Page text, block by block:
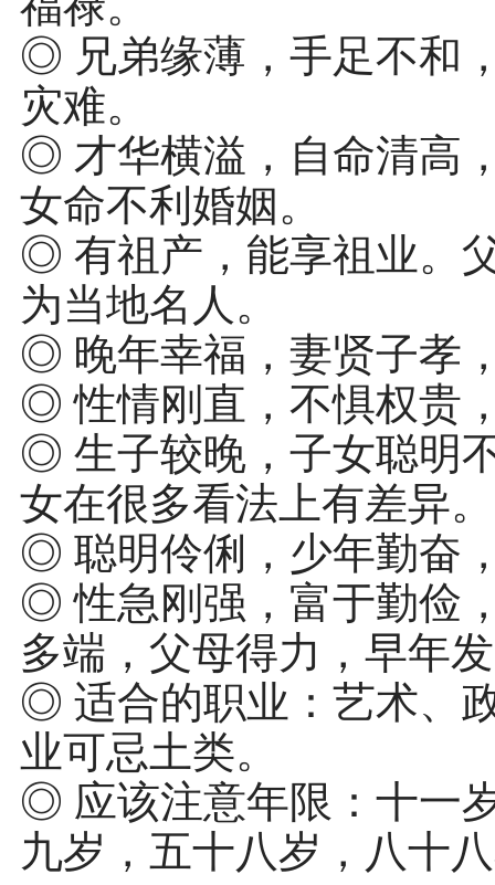
◎ 兄弟缘薄，手足不和
灾难。
◎ 才华横溢，自命清高
女命不利婚姻。
◎ 有祖产，能享祖业。
为当地名人。
◎ 晚年幸福，妻贤子孝
◎ 性情刚直，不惧权贵
◎ 生子较晚，子女聪明
女在很多看法上有差异。
◎ 聪明伶俐，少年勤奋
◎ 性急刚强，富于勤俭
多端，父母得力，早年
◎ 适合的职业：艺术、
业可忌土类。
◎ 应该注意年限：十一
九岁，五十八岁，八十